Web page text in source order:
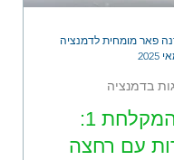
מאבקי המקלחת 1:
עם רחצה
בדמנציה
פאר מומחית לדמנציה